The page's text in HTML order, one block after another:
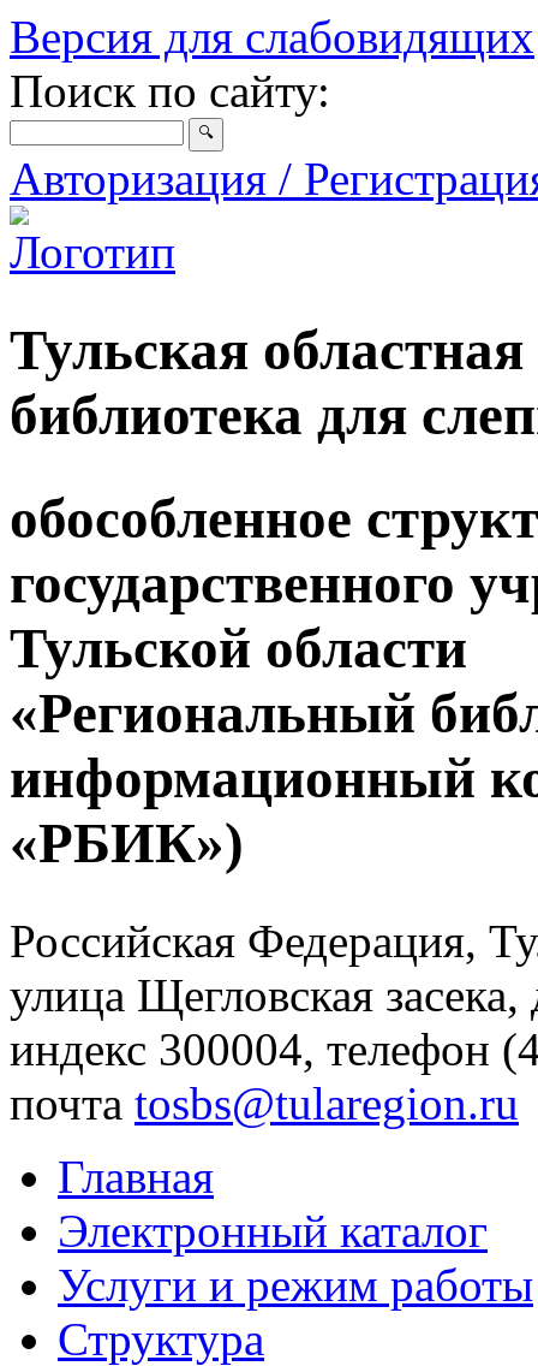
Версия для слабовидящих
Поиск по сайту:
Авторизация /
Тульская
библиотека для
обособленное
государственного
Тульской области
«Региональный
информационный
«РБИК»)
Российская Федерация,
улица Щегловская
индекс 300004, телефон
почта tosbs@tularegion.ru
Главная
Электронный каталог
Услуги и режим работы
Структура